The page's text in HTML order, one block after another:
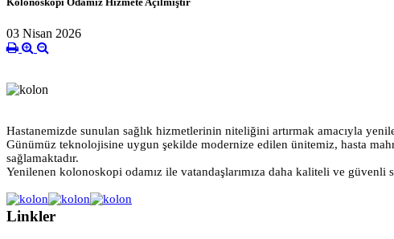
03 Nisan 2026
Hastanemizde sunulan sağlık hizmetlerinin niteliğini artırmak amacıyla
Günümüz teknolojisine uygun şekilde modernize edilen ünitemiz, hasta
sağlamaktadır.
Yenilenen kolonoskopi odamız ile vatandaşlarımıza daha kaliteli ve
Linkler